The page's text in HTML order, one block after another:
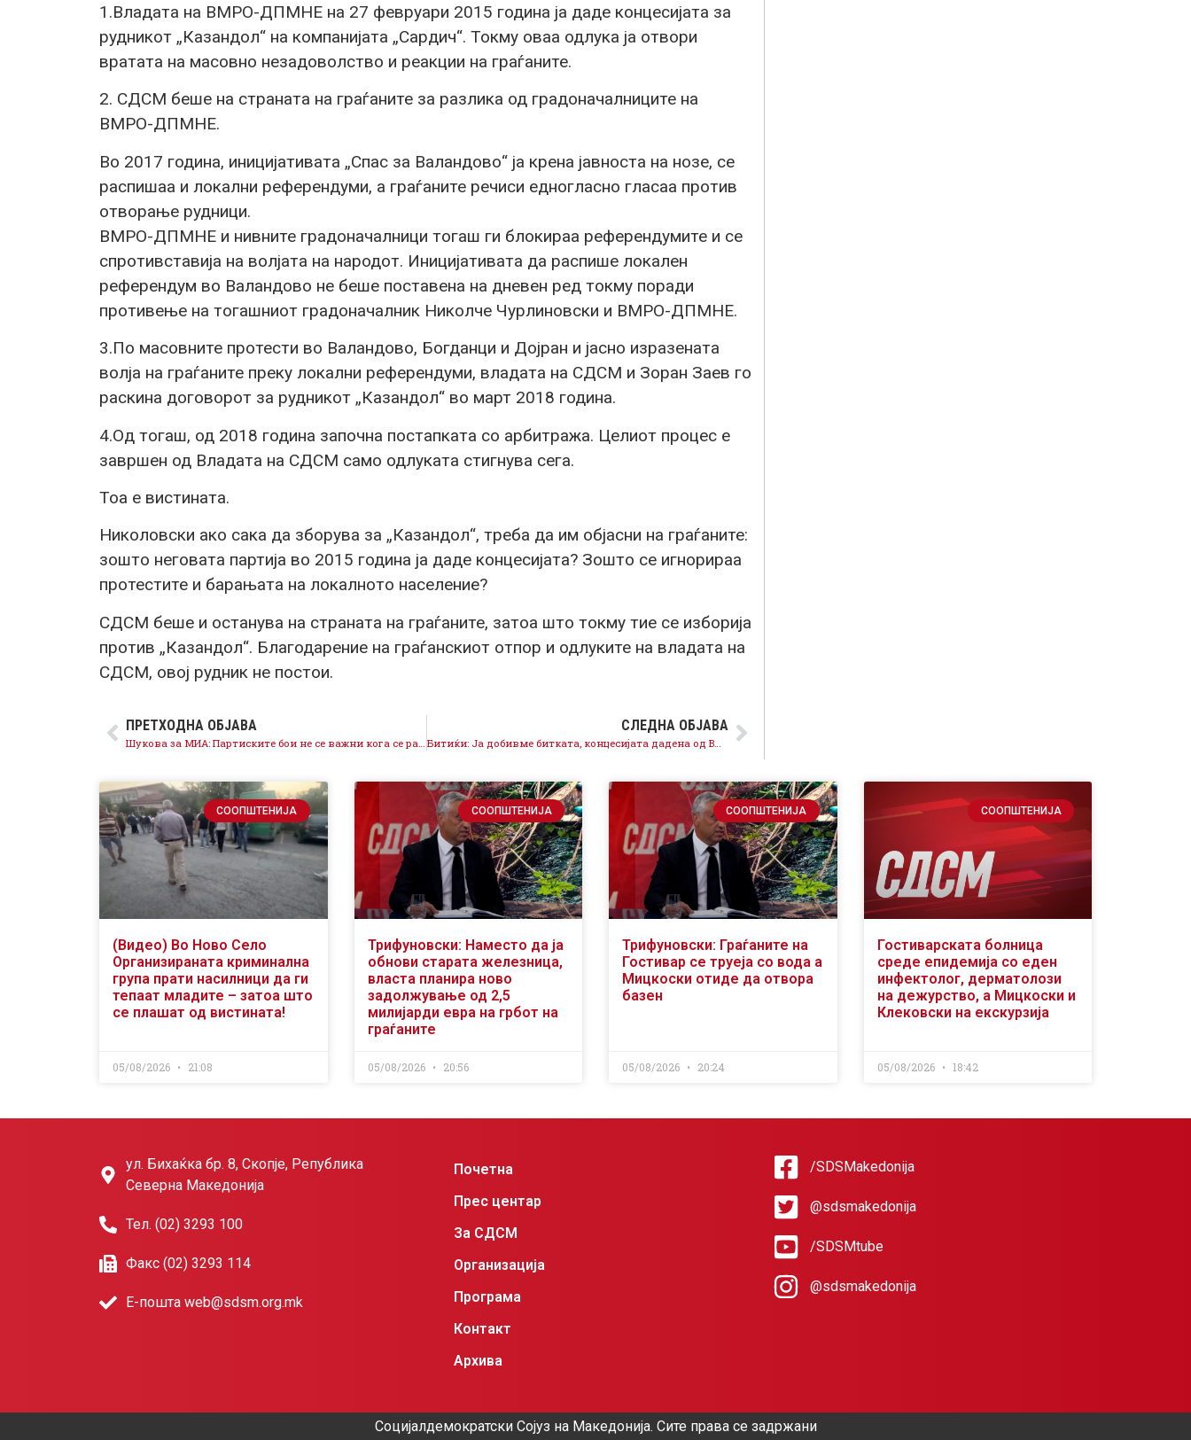
1.Владата на ВМРО-ДПМНЕ на 27 февруари 2015 година ја даде концесијата за
рудникот „Казандол“ на компанијата „Сардич“. Токму оваа одлука ја отвори
вратата на масовно незадоволство и реакции на граѓаните.
2. СДСМ беше на страната на граѓаните за разлика од градоначалниците на
ВМРО-ДПМНЕ.
Во 2017 година, иницијативата „Спас за Валандово“ ја крена јавноста на нозе, се
распишаа и локални референдуми, а граѓаните речиси едногласно гласаа против
отворање рудници.
ВМРО-ДПМНЕ и нивните градоначалници тогаш ги блокираа референдумите и се
спротивставија на волјата на народот. Иницијативата да распише локален
референдум во Валандово не беше поставена на дневен ред токму поради
противење на тогашниот градоначалник Николче Чурлиновски и ВМРО-ДПМНЕ.
3.По масовните протести во Валандово, Богданци и Дојран и јасно изразената
волја на граѓаните преку локални референдуми, владата на СДСМ и Зоран Заев го
раскина договорот за рудникот „Казандол“ во март 2018 година.
4.Од тогаш, од 2018 година започна постапката со арбитража. Целиот процес е
завршен од Владата на СДСМ само одлуката стигнува сега.
Тоа е вистината.
Николовски ако сака да зборува за „Казандол“, треба да им објасни на граѓаните:
зошто неговата партија во 2015 година ја даде концесијата? Зошто се игнорираа
протестите и барањата на локалното население?
СДСМ беше и останува на страната на граѓаните, затоа што токму тие се изборија
против „Казандол“. Благодарение на граѓанскиот отпор и одлуките на владата на
СДСМ, овој рудник не постои.
ПРЕТХОДНА ОБЈАВА
Шукова за МИА: Партиските бои не се важни кога се работи за граѓаните, ќе бидам градоначалник на сите
СЛЕДНА ОБЈАВА
Битиќи: Ја добивме битката, концесијата дадена од ВМРО-ДПМНЕ, падна на арбитража
СООПШТЕНИЈА
(Видео) Во Ново Село
Организираната криминална
група прати насилници да ги
тепаат младите – затоа што
се плашат од вистината!
05/08/2026 21:08
СООПШТЕНИЈА
Трифуновски: Наместо да ја
обнови старата железница,
власта планира ново
задолжување од 2,5
милијарди евра на грбот на
граѓаните
05/08/2026 20:56
СООПШТЕНИЈА
Трифуновски: Граѓаните на
Гостивар се труеја со вода а
Мицкоски отиде да отвора
базен
05/08/2026 20:24
СООПШТЕНИЈА
Гостиварската болница
среде епидемија со еден
инфектолог, дерматолози
на дежурство, а Мицкоски и
Клековски на екскурзија
05/08/2026 18:42
ул. Бихаќка бр. 8, Скопје, Република
Северна Македонија
Тел. (02) 3293 100
Факс (02) 3293 114
Е-пошта web@sdsm.org.mk
Почетна
Прес центар
За СДСМ
Организација
Програма
Контакт
Архива
/SDSMakedonija
@sdsmakedonija
/SDSMtube
@sdsmakedonija
Социјалдемократски Сојуз на Македонија. Сите права се задржани